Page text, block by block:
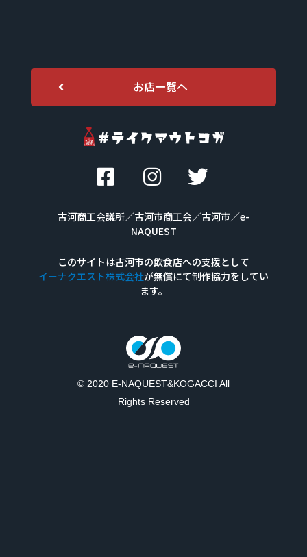
お店一覧へ
古河商工会議所／古河市商工会／古河市／e-
NAQUEST
このサイトは古河市の飲食店への支援として
イーナクエスト株式会社が無償にて制作協力を してい
ます。
© 2020 E-NAQUEST&KOGACCI All
Rights Reserved